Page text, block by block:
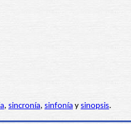
, sincronía, sinfonía y sinopsis.